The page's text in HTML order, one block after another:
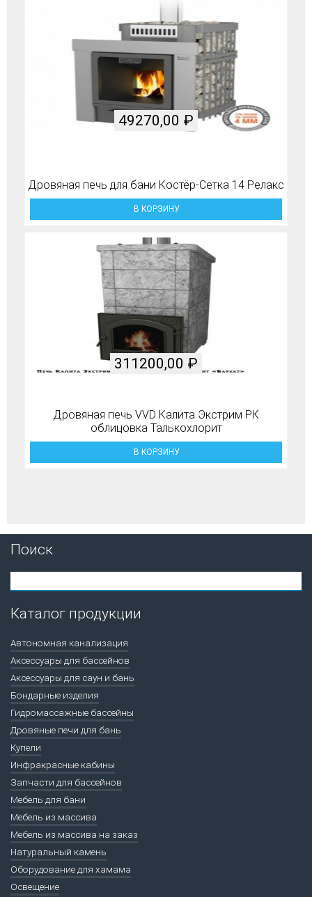
Дровяная печь для бани Костёр-Сетка 14 Релакс
49270,00 ₽
В КОРЗИНУ
Дровяная печь VVD Калита Экстрим РК
облицовка Талькохлорит
311200,00 ₽
В КОРЗИНУ
Поиск
Каталог продукции
Автономная канализация
Аксессуары для бассейнов
Аксессуары для саун и бань
Бондарные изделия
Гидромассажные бассейны
Дровяные печи для бань
Купели
Инфракрасные кабины
Запчасти для бассейнов
Мебель для бани
Мебель из массива
Мебель из массива на заказ
Натуральный камень
Оборудование для хамама
Освещение